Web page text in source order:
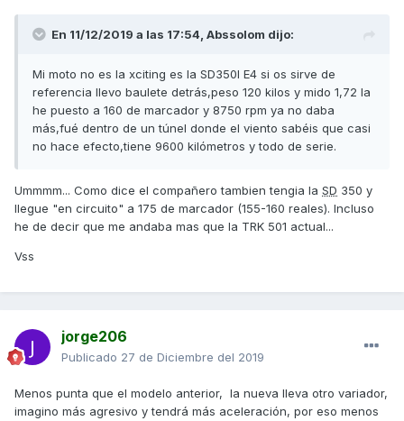
En 11/12/2019 a las 17:54, Abssolom dijo:
Mi moto no es la xciting es la SD350I E4 si os sirve de
referencia llevo baulete detrás,peso 120 kilos y mido 1,72 la
he puesto a 160 de marcador y 8750 rpm ya no daba
más,fué dentro de un túnel donde el viento sabéis que casi
no hace efecto,tiene 9600 kilómetros y todo de serie.
Ummmm... Como dice el compañero tambien tengia la SD 350 y
llegue "en circuito" a 175 de marcador (155-160 reales). Incluso
he de decir que me andaba mas que la TRK 501 actual...
Vss
jorge206
Publicado 27 de Diciembre del 2019
Menos punta que el modelo anterior, la nueva lleva otro variador,
imagino más agresivo y tendrá más aceleración, por eso menos